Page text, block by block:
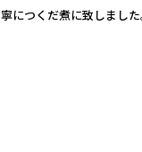
しました。